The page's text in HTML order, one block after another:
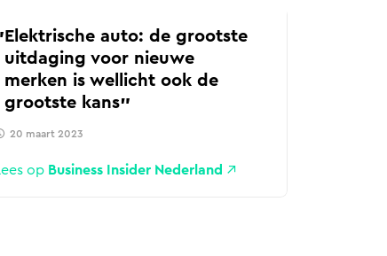
Elektrische auto: de grootste
uitdaging voor nieuwe
merken is wellicht ook de
grootste kans
20 maart 2023
op Business Insider Nederland